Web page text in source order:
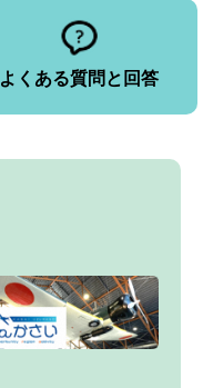
よくある質問と回答